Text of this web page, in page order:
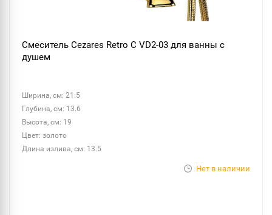
Смеситель Cezares Retro C VD2-03 для ванны с
душем
Ширина, см: 21.5
Глубина, см: 13.6
Высота, см: 19
Цвет: золото
Длина излива, см: 13.5
Нет в наличии